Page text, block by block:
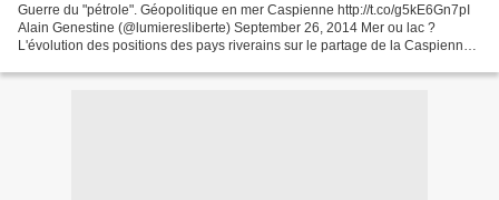
Guerre du "pétrole". Géopolitique en mer Caspienne http://t.co/g5kE6Gn7pI
Alain Genestine (@lumieresliberte) September 26, 2014 Mer ou lac ?
L'évolution des positions des pays riverains sur le partage de la Caspienne